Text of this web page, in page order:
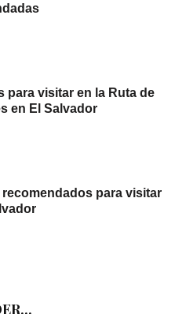
para visitar en la Ruta de
en El Salvador
recomendados para visitar